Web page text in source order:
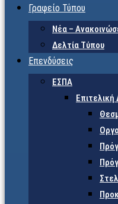
Γραφείο Τύπου
Νέα –
Δελτία Τύπου
Επενδύσεις
ΕΣΠΑ